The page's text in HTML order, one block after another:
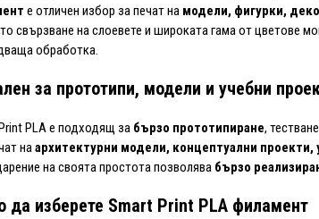
е отличен избор за печат на модели, фигурки,
свързване на слоевете и широката гама от цветове
обработка.
за прототипи, модели и учебни
PLA е подходящ за бързо прототипиране,
на архитектурни модели, концептуални
на своята простота позволява бързо
да изберете Smart Print PLA филамент